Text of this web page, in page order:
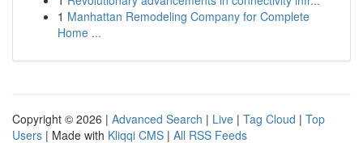
1 Manhattan Remodeling Company for Complete
Home ...
Copyright © 2026 | Advanced Search | Live | Tag Cloud | Top
Users | Made with Kliqqi CMS | All RSS Feeds